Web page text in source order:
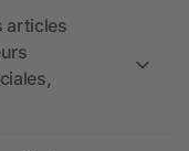
articles